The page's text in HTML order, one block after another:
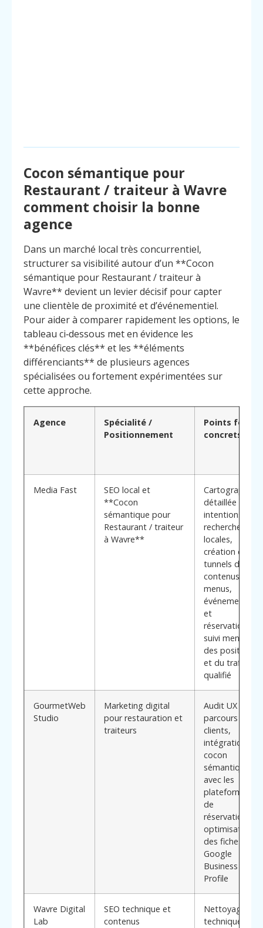
Cocon sémantique pour
Restaurant / traiteur à Wavre
comment choisir la bonne
agence
Dans un marché local très concurrentiel,
structurer sa visibilité autour d’un **Cocon
sémantique pour Restaurant / traiteur à
Wavre** devient un levier décisif pour capter
une clientèle de proximité et d’événementiel.
Pour aider à comparer rapidement les options, le
tableau ci‑dessous met en évidence les
**bénéfices clés** et les **éléments
différenciants** de plusieurs agences
spécialisées ou fortement expérimentées sur
cette approche.
Agence
Spécialité /
Positionnement
Points forts
concrets
Media Fast
SEO local et
**Cocon
sémantique pour
Restaurant / traiteur
à Wavre**
Cartographie
détaillée des
intentions de
recherche
locales,
création de
tunnels de
contenus pour
menus,
événements
et
réservations,
suivi mensuel
des positions
et du trafic
qualifié
GourmetWeb
Studio
Marketing digital
pour restauration et
traiteurs
Audit UX des
parcours
clients,
intégration du
cocon
sémantique
avec les
plateformes
de
réservation,
optimisation
des fiches
Google
Business
Profile
Wavre Digital
Lab
SEO technique et
contenus
Nettoyage
technique du